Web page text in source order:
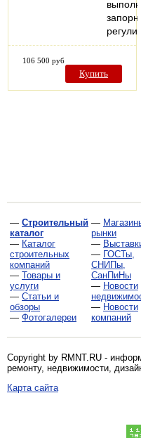
106 500 руб
Купить
— Строительный
каталог
— Каталог
строительных
компаний
— Товары и
услуги
— Статьи и
обзоры
— Фотогалереи
—
рынки
—
— ГОСТы,
СНИПы,
СанПиНы
— Новости
— Новости
компаний
Copyright by RMNT.RU -
ремонту, недвижимости,
Карта сайта